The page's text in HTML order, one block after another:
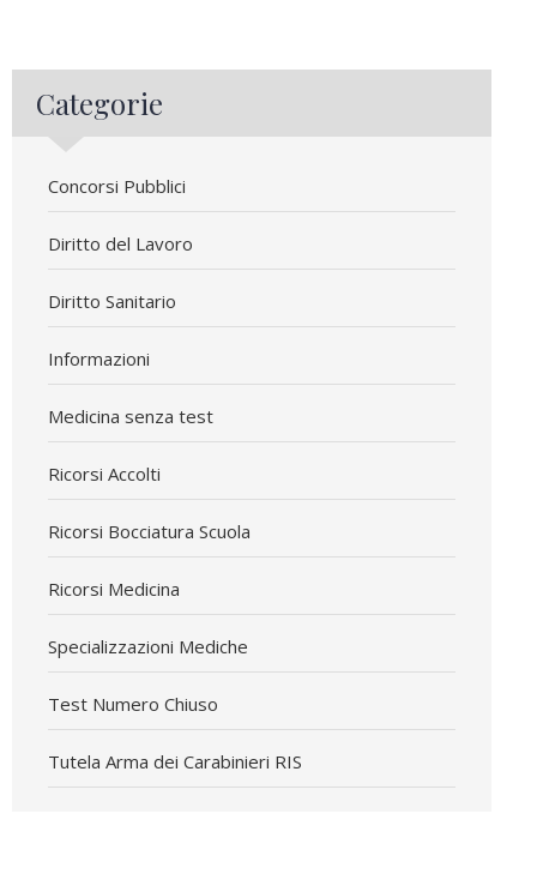
Categorie
Concorsi Pubblici
Diritto del Lavoro
Diritto Sanitario
Informazioni
Medicina senza test
Ricorsi Accolti
Ricorsi Bocciatura Scuola
Ricorsi Medicina
Specializzazioni Mediche
Test Numero Chiuso
Tutela Arma dei Carabinieri RIS